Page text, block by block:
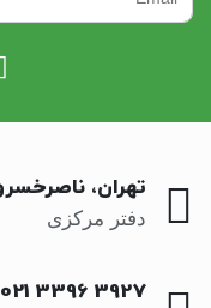
تهران،
دفتر مرکزی
021 3396 3927